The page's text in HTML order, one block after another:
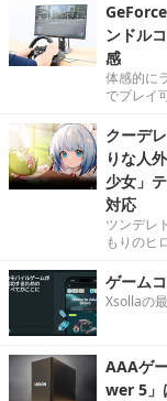
ンドル
感
体感的に
でプレイ
クーデ
りな人
少女」
対応
ツンデレ
もりのヒ
ゲーム
Xsollaの
AAAゲ
wer 5」